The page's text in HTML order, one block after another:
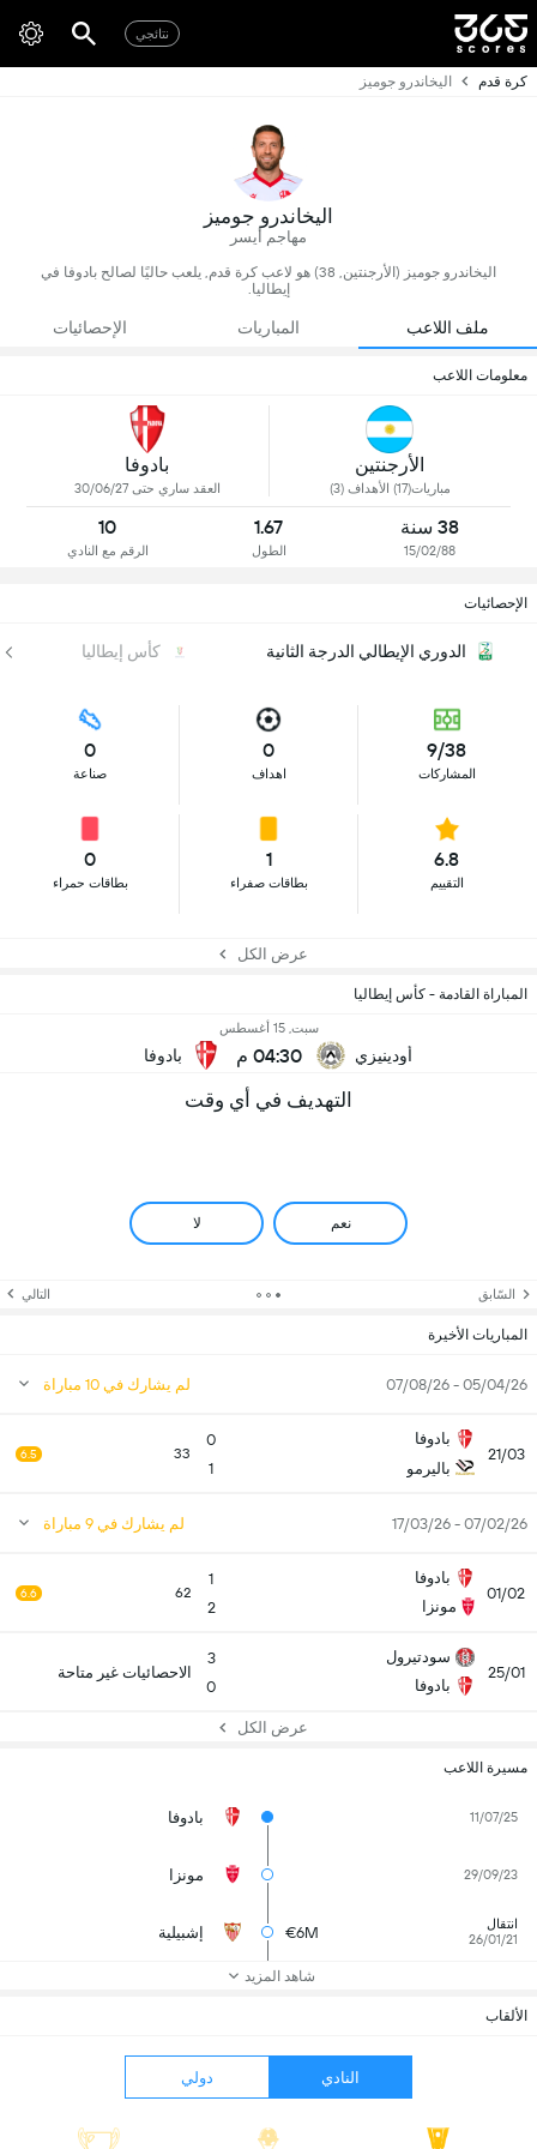
نتائجي
كرة قدم اليخاندرو جوميز
اليخاندرو جوميز
مهاجم أيسر
اليخاندرو جوميز (الأرجنتين, 38) هو لاعب كرة قدم, يلعب حاليًا لصالح بادوفا في
إيطاليا.
ملف اللاعب المباريات الإحصائيات
معلومات اللاعب
الأرجنتين
مباريات(17) الأهداف (3)
بادوفا
العقد ساري حتى 30/06/27
38 سنة
15/02/88
1.67
الطول
10
الرقم مع النادي
الإحصائيات
الدوري الإيطالي الدرجة الثانية كأس إيطاليا
9/38
المشاركات
0
اهداف
0
صناعة
6.8
التقييم
1
بطاقات صفراء
0
بطاقات حمراء
عرض الكل
المباراة القادمة - كأس إيطاليا
أودينيزي
سبت, 15 أغسطس
04:30 م بادوفا
التهديف في أي وقت
نعم لا
السّابق التالي
المباريات الأخيرة
05/04/26 - 07/08/26 لم يشارك في 10 مباراة
21/03
بادوفا
باليرمو
0
1
33
6.5
07/02/26 - 17/03/26 لم يشارك في 9 مباراة
01/02
بادوفا
مونزا
1
2
62
6.6
25/01
سودتيرول
بادوفا
3
0
الاحصائيات غير متاحة
عرض الكل
مسيرة اللاعب
11/07/25 بادوفا
29/09/23 مونزا
انتقال
26/01/21
€6M إشبيلية
شاهد المزيد
الألقاب
النادي دولي